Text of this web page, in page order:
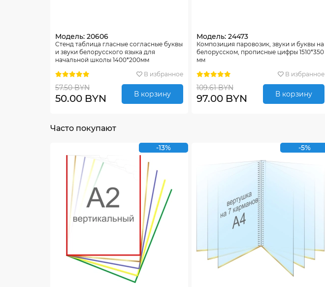
Модель: 20606
Стенд таблица гласные согласные буквы
и звуки белорусского языка для
начальной школы 1400*200мм
В избранное
57.50 BYN
50.00 BYN В корзину
Модель: 24473
Композиция паровозик, звуки и буквы на
белорусском, прописные цифры 1510*350
мм
В избранное
109.61 BYN
97.00 BYN В корзину
Часто покупают
-13% -5%